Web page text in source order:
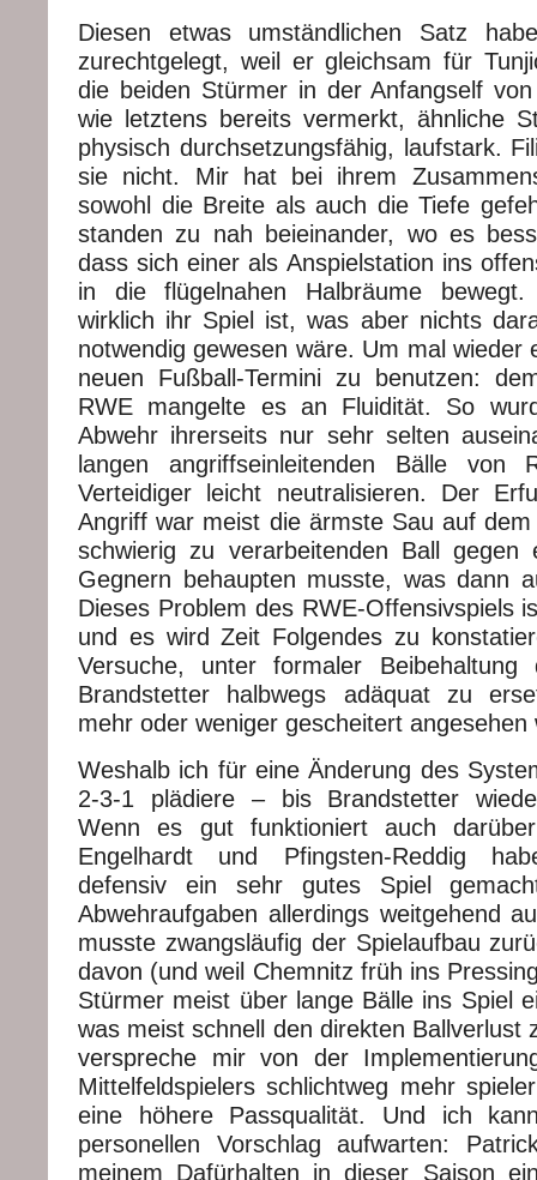
Diesen etwas umständlichen Satz
zurechtgelegt, weil er gleichsam für
die beiden Stürmer in der Anfangself
wie letztens bereits vermerkt, ähnliche
physisch durchsetzungsfähig, laufstark.
sie nicht. Mir hat bei ihrem
sowohl die Breite als auch die Tiefe
standen zu nah beieinander, wo es
dass sich einer als Anspielstation ins
in die flügelnahen Halbräume
wirklich ihr Spiel ist, was aber nichts
notwendig gewesen wäre. Um mal wieder
neuen Fußball-Termini zu benutzen:
RWE mangelte es an Fluidität. So
Abwehr ihrerseits nur sehr selten
langen angriffseinleitenden Bälle von
Verteidiger leicht neutralisieren. Der
Angriff war meist die ärmste Sau auf
schwierig zu verarbeitenden Ball gegen
Gegnern behaupten musste, was dann
Dieses Problem des RWE-Offensivspiels
und es wird Zeit Folgendes zu
Versuche, unter formaler
Brandstetter halbwegs adäquat zu
mehr oder weniger gescheitert angesehen
Weshalb ich für eine Änderung des
2-3-1 plädiere – bis Brandstetter
Wenn es gut funktioniert auch
Engelhardt und Pfingsten-Reddig
defensiv ein sehr gutes Spiel
Abwehraufgaben allerdings weitgehend
musste zwangsläufig der Spielaufbau
davon (und weil Chemnitz früh ins
Stürmer meist über lange Bälle ins Spiel
was meist schnell den direkten Ballverlust
verspreche mir von der
Mittelfeldspielers schlichtweg mehr
eine höhere Passqualität. Und ich
personellen Vorschlag aufwarten:
meinem Dafürhalten in dieser Saison